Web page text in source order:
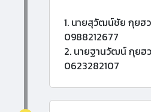
1. นายสุวัฒน์ชัย กุยฮ
0988212677
2. นายฐานวัฒน์ กุยฮ
0623282107